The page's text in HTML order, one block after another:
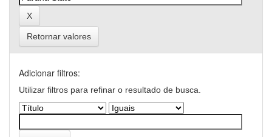
Retornar valores
Adicionar filtros:
Utilizar filtros para refinar o resultado de busca.